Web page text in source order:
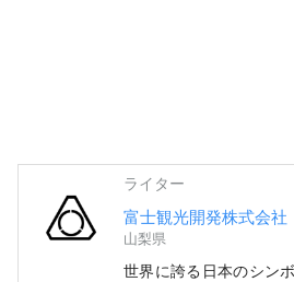
ライター
富士観光開発株式会社
山梨県
世界に誇る日本のシン